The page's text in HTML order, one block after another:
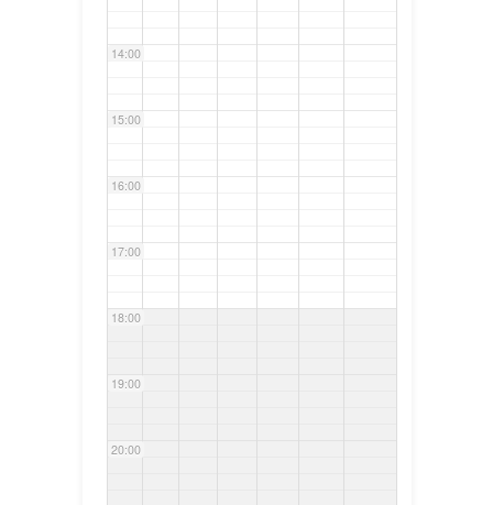
14:00
15:00
16:00
17:00
18:00
19:00
20:00